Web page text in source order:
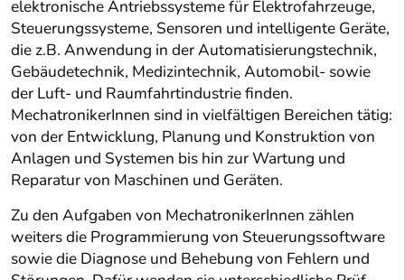
elektronische Antriebssysteme für Elektrofahrzeuge,
Steuerungssysteme, Sensoren und intelligente Geräte,
die z.B. Anwendung in der Automatisierungstechnik,
Gebäudetechnik, Medizintechnik, Automobil- sowie
der Luft- und Raumfahrtindustrie finden.
MechatronikerInnen sind in vielfältigen Bereichen tätig:
von der Entwicklung, Planung und Konstruktion von
Anlagen und Systemen bis hin zur Wartung und
Reparatur von Maschinen und Geräten.
Zu den Aufgaben von MechatronikerInnen zählen
weiters die Programmierung von Steuerungssoftware
sowie die Diagnose und Behebung von Fehlern und